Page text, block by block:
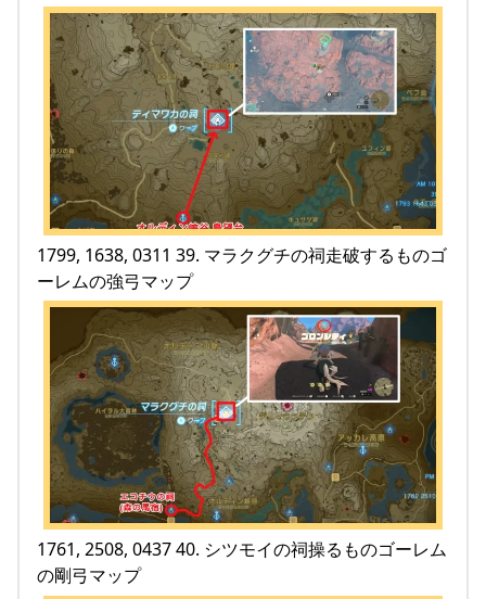
1799, 1638, 0311 39. マラクグチの祠走破するものゴ
ーレムの強弓マップ
1761, 2508, 0437 40. シツモイの祠操るものゴーレム
の剛弓マップ